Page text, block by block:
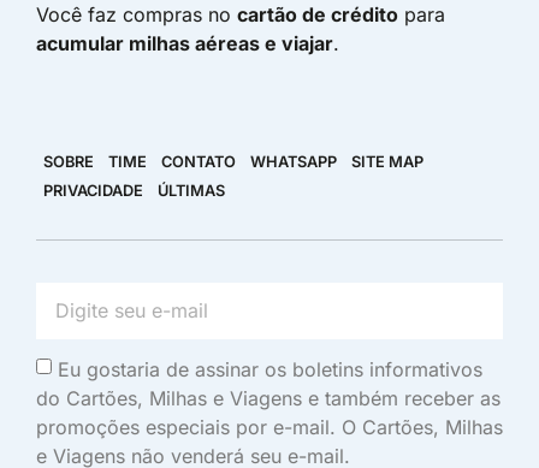
Você faz compras no cartão de crédito para
acumular milhas aéreas e viajar.
SOBRE TIME CONTATO WHATSAPP
SITE MAP
PRIVACIDADE
ÚLTIMAS
Eu gostaria de assinar os boletins informativos
do Cartões, Milhas e Viagens e também receber as
promoções especiais por e-mail. O Cartões, Milhas
e Viagens não venderá seu e-mail.